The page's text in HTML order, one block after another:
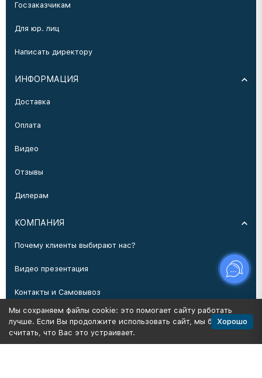
Госзаказчикам
Для юр. лиц
Написать директору
ИНФОРМАЦИЯ
Доставка
Оплата
Видео
Отзывы
Дилерам
КОМПАНИЯ
Почему клиенты выбирают нас?
Видео презентация
Контакты и Самовывоз
Производство
Мы сохраняем файлы cookie: это помогает сайту работать
лучше. Если Вы продолжите использовать сайт, мы будем
считать, что Вас это устраивает.
Хорошо